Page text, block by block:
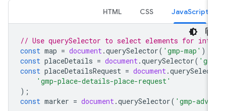
JavaScript
CSS
HTML
// Use querySelector to select elements for
const
map = document.querySelector('gmp-map'
const placeDetails = document.querySelector(
const placeDetailsRequest = document.
'gmp-place-details-place-request'
const marker = document.querySelector('gmp-